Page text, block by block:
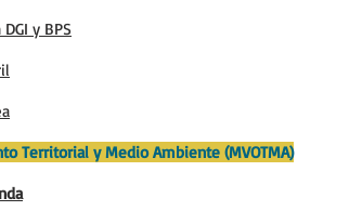
y BPS
Territorial y Medio Ambiente (MVOTMA)